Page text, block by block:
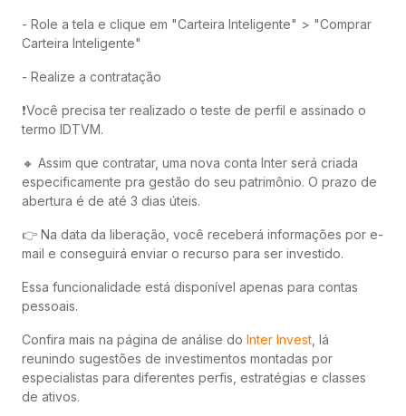
- Role a tela e clique em "Carteira Inteligente" > "Comprar
Carteira Inteligente"
- Realize a contratação
❗️Você precisa ter realizado o teste de perfil e assinado o
termo IDTVM.
🔸 Assim que contratar, uma nova conta Inter será criada
especificamente pra gestão do seu patrimônio. O prazo de
abertura é de até 3 dias úteis.
👉 Na data da liberação, você receberá informações por e-
mail e conseguirá enviar o recurso para ser investido.
Essa funcionalidade está disponível apenas para contas
pessoais.
Confira mais na página de análise do Inter Invest , lá
reunindo sugestões de investimentos montadas por
especialistas para diferentes perfis, estratégias e classes
de ativos.